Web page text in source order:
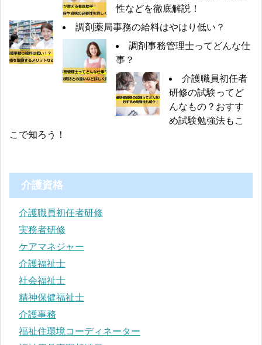
性などを徹底解説！
調剤薬局事務の給料はやはり低い？
調剤事務管理士ってどんな仕
事？
介護職員初任者
研修の試験ってど
んなもの？おすす
め試験勉強法もこ
こで知ろう！
介護資格
介護職員初任者研修
実務者研修
ケアマネジャー
介護福祉士
社会福祉士
精神保健福祉士
介護事務
福祉住環境コーディネーター